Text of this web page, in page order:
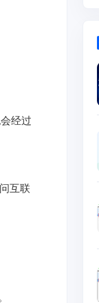
经过
互联